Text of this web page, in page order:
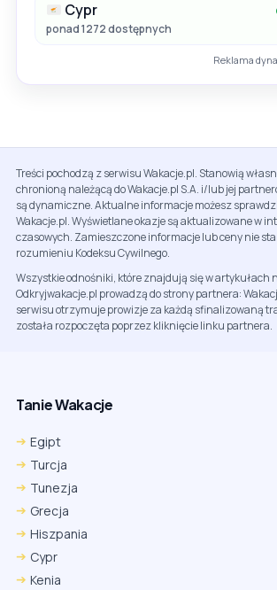
Cypr
ponad 1272 dostępnych
Reklama
Treści pochodzą z serwisu Wakacje.pl. Stanowią
chronioną należącą do Wakacje.pl S.A. i/lub jej
są dynamiczne. Aktualne informacje możesz
Wakacje.pl. Wyświetlane okazje są aktualizowane w
czasowych. Zamieszczone informacje lub ceny nie
rozumieniu Kodeksu Cywilnego.
Wszystkie odnośniki, które znajdują się w artykułach
Odkryjwakacje.pl prowadzą do strony partnera:
serwisu otrzymuje prowizje za każdą sfinalizowaną
została rozpoczęta poprzez kliknięcie linku partnera.
Tanie Wakacje
Egipt
Turcja
Tunezja
Grecja
Hiszpania
Cypr
Kenia